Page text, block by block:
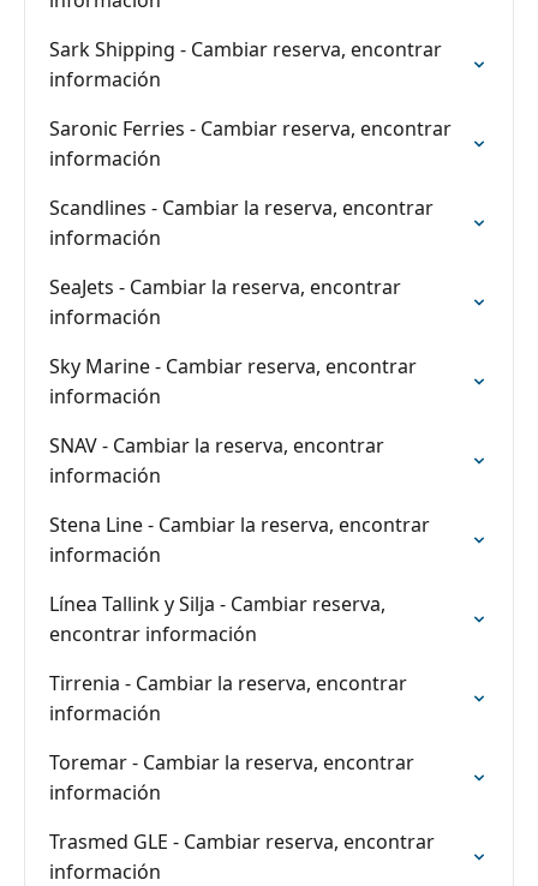
Sark Shipping - Cambiar reserva, encontrar
información
Saronic Ferries - Cambiar reserva, encontrar
información
Scandlines - Cambiar la reserva, encontrar
información
SeaJets - Cambiar la reserva, encontrar
información
Sky Marine - Cambiar reserva, encontrar
información
SNAV - Cambiar la reserva, encontrar
información
Stena Line - Cambiar la reserva, encontrar
información
Línea Tallink y Silja - Cambiar reserva,
encontrar información
Tirrenia - Cambiar la reserva, encontrar
información
Toremar - Cambiar la reserva, encontrar
información
Trasmed GLE - Cambiar reserva, encontrar
información